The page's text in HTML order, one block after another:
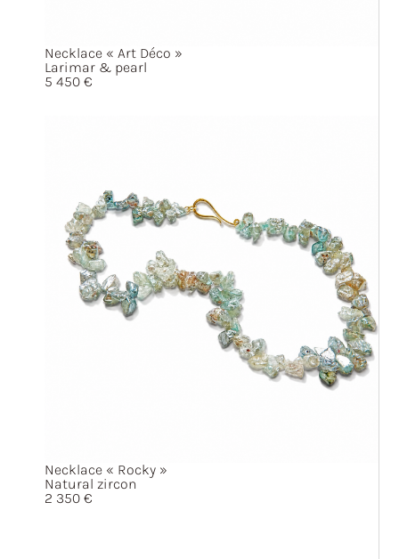
Necklace « Art Déco »
Larimar & pearl
5 450 €
Necklace « Rocky »
Natural zircon
2 350 €